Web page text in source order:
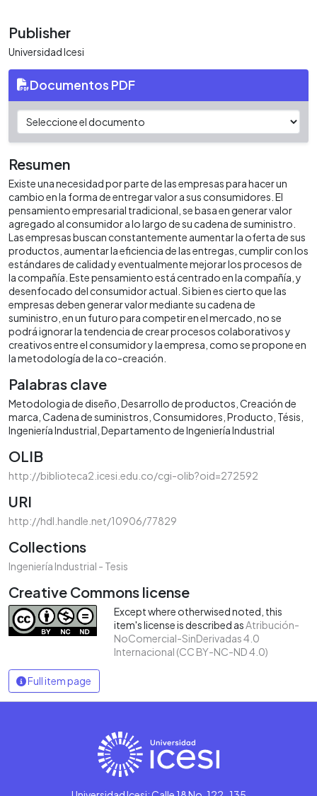
Publisher
Universidad Icesi
Documentos PDF
Resumen
Existe una necesidad por parte de las empresas para hacer un
cambio en la forma de entregar valor a sus consumidores. El
pensamiento empresarial tradicional, se basa en generar valor
agregado al consumidor a lo largo de su cadena de suministro.
Las empresas buscan constantemente aumentar la oferta de sus
productos, aumentar la eficiencia de las entregas, cumplir con los
estándares de calidad y eventualmente mejorar los procesos de
la compañía. Este pensamiento está centrado en la compañía, y
desenfocado del consumidor actual. Si bien es cierto que las
empresas deben generar valor mediante su cadena de
suministro, en un futuro para competir en el mercado, no se
podrá ignorar la tendencia de crear procesos colaborativos y
creativos entre el consumidor y la empresa, como se propone en
la metodología de la co-creación.
Palabras clave
Metodologia de diseño Desarrollo de productos Creación de
marca Cadena de suministros Consumidores Producto Tésis
Ingeniería Industrial Departamento de Ingeniería Industrial
OLIB
http://biblioteca2.icesi.edu.co/cgi-olib?oid=272592
URI
http://hdl.handle.net/10906/77829
Collections
Ingeniería Industrial - Tesis
Creative Commons license
Except where otherwised noted, this
item's license is described asAtribución-
NoComercial-SinDerivadas 4.0
Internacional (CC BY-NC-ND 4.0)
Full item page